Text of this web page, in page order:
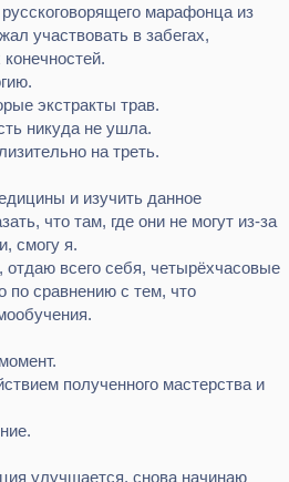
марафонца из
участвовать в забегах,
экстракты трав.
никуда не ушла.
на треть.
и изучить данное
что там, где они не могут из-за
смогу я.
всего себя, четырёхчасовые
по сравнению с тем, что
полученного мастерства и
улучшается, снова начинаю